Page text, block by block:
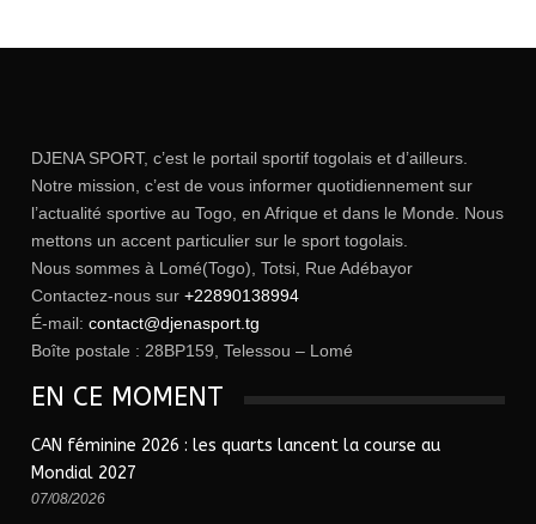
DJENA SPORT, c’est le portail sportif togolais et d’ailleurs.
Notre mission, c’est de vous informer quotidiennement sur
l’actualité sportive au Togo, en Afrique et dans le Monde. Nous
mettons un accent particulier sur le sport togolais.
Nous sommes à Lomé(Togo), Totsi, Rue Adébayor
Contactez-nous sur +22890138994
É-mail: contact@djenasport.tg
Boîte postale : 28BP159, Telessou – Lomé
EN CE MOMENT
CAN féminine 2026 : les quarts lancent la course au
Mondial 2027
07/08/2026